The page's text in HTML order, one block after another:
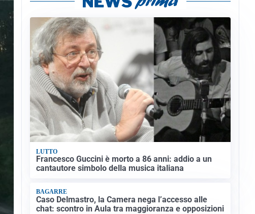
LUTTO
Francesco Guccini è morto a 86 anni: addio a un
cantautore simbolo della musica italiana
BAGARRE
Caso Delmastro, la Camera nega l’accesso alle
chat: scontro in Aula tra maggioranza e opposizioni